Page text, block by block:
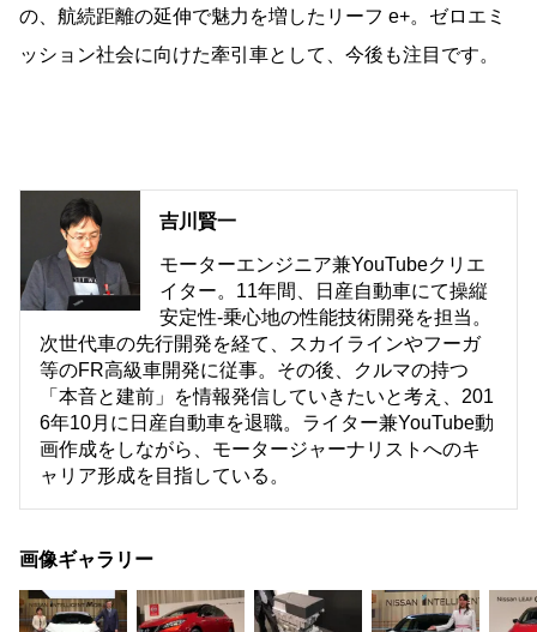
の、航続距離の延伸で魅力を増したリーフ e+。ゼロエミ
ッション社会に向けた牽引車として、今後も注目です。
吉川賢一
モーターエンジニア兼YouTubeクリエ
イター。11年間、日産自動車にて操縦
安定性-乗心地の性能技術開発を担当。
次世代車の先行開発を経て、スカイラインやフーガ
等のFR高級車開発に従事。その後、クルマの持つ
「本音と建前」を情報発信していきたいと考え、201
6年10月に日産自動車を退職。ライター兼YouTube動
画作成をしながら、モータージャーナリストへのキ
ャリア形成を目指している。
画像ギャラリー